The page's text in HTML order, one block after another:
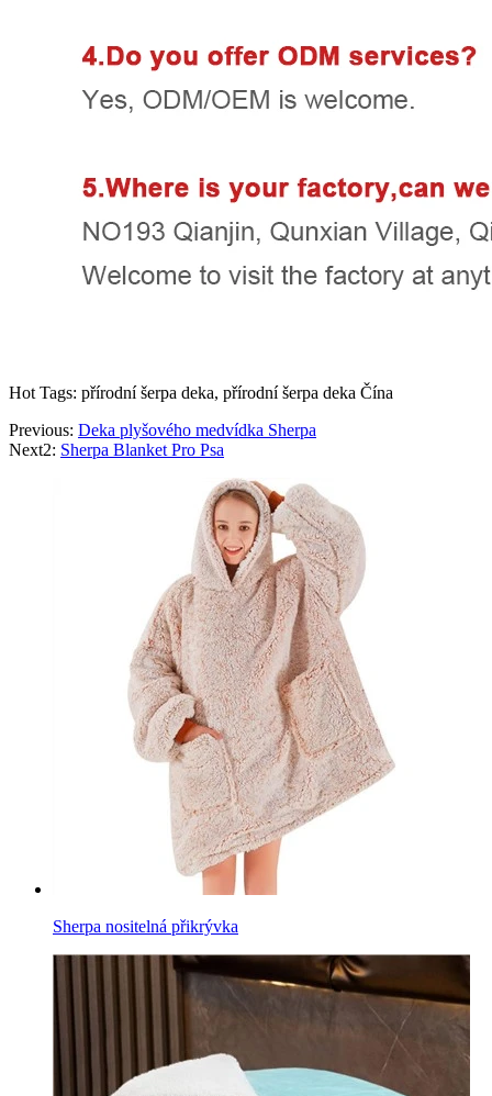
Hot Tags: přírodní šerpa deka, přírodní šerpa deka Čína
Previous: Deka plyšového medvídka Sherpa
Next2: Sherpa Blanket Pro Psa
Sherpa nositelná přikrývka